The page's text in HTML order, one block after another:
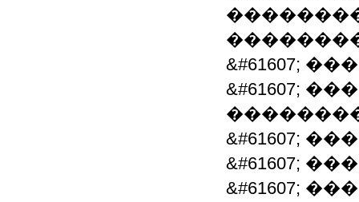
&#61607;
&#61607;
&#61607;
&#61607;
&#61607;